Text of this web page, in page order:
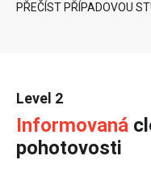
PŘEČÍST PŘÍPADOVOU
Level 2
Informovaná
pohotovosti